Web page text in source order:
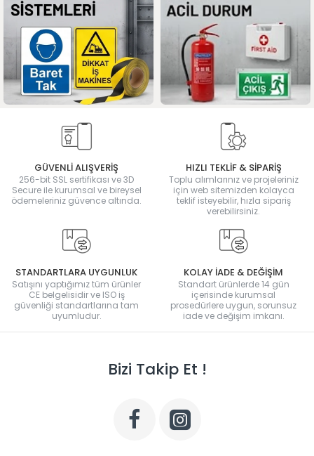
GÜVENLİ ALIŞVERİŞ
256-bit SSL sertifikası ve 3D
Secure ile kurumsal ve bireysel
ödemeleriniz güvence altında.
HIZLI TEKLİF & SİPARİŞ
Toplu alımlarınız ve projeleriniz
için web sitemizden kolayca
teklif isteyebilir, hızla sipariş
verebilirsiniz.
STANDARTLARA UYGUNLUK
Satışını yaptığımız tüm ürünler
CE belgelisidir ve ISO iş
güvenliği standartlarına tam
uyumludur.
KOLAY İADE & DEĞİŞİM
Standart ürünlerde 14 gün
içerisinde kurumsal
prosedürlere uygun, sorunsuz
iade ve değişim imkanı.
Bizi Takip Et !